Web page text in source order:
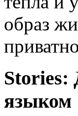
образ
Stories:
языком